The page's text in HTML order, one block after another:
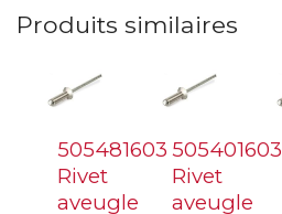
Produits similaires
505481603
Rivet
aveugle
505401603
Rivet
aveugle